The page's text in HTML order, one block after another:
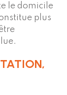
le domicile
plus